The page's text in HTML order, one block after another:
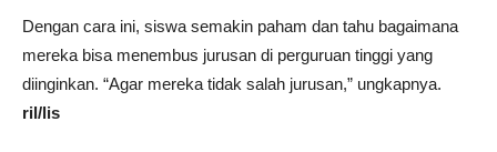
Dengan cara ini, siswa semakin paham dan tahu bagaimana
mereka bisa menembus jurusan di perguruan tinggi yang
diinginkan. “Agar mereka tidak salah jurusan,” ungkapnya.
ril/lis